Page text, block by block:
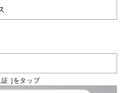
]をタップ